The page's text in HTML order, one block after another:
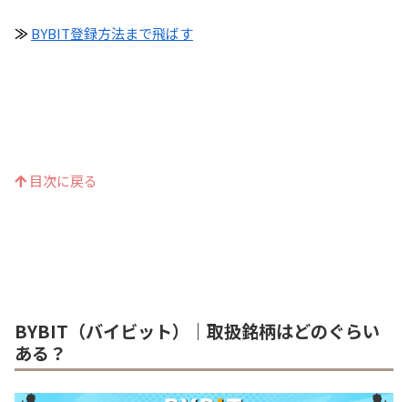
≫BYBIT登録方法まで飛ばす
目次に戻る
BYBIT（バイビット）｜取扱銘柄はどのぐらい
ある？